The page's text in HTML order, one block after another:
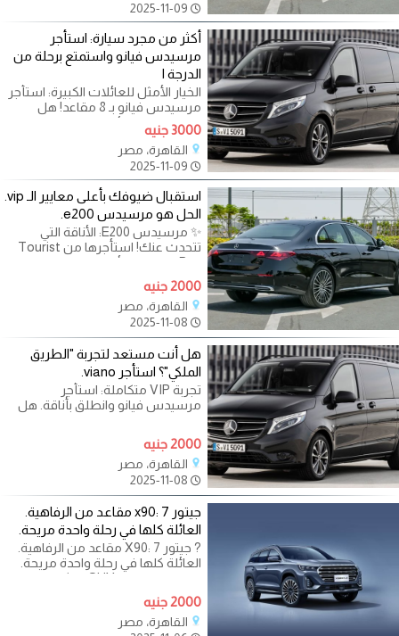
أكثر من مجرد سيارة: استأجر
مرسيدس فيانو واستمتع برحلة من
الدرجة ا
الخيار الأمثل للعائلات الكبيرة: استأجر
مرسيدس فيانو بـ 8 مقاعد! هل
تخطط لرحلة عائلية، جولة
3000 جنيه
القاهرة، مصر
استقبال ضيوفك بأعلى معايير الـ vip.
الحل هو مرسيدس e200.
✨ مرسيدس E200: الأناقة التي
تتحدث عنك! استأجرها من Tourist
Bus. في عالم الأعمال واللقاءات
الهامة، لا يكفي
2000 جنيه
القاهرة، مصر
هل أنت مستعد لتجربة "الطريق
الملكي"؟ استأجر viano.
تجربة VIP متكاملة: استأجر
مرسيدس فيانو وانطلق بأناقة. هل
والراحة في
2000 جنيه
القاهرة، مصر
جيتور x90: 7 مقاعد من الرفاهية.
العائلة كلها في رحلة واحدة مريحة.
? جيتور X90: 7 مقاعد من الرفاهية.
العائلة كلها في رحلة واحدة مريحة.
2000 جنيه
القاهرة، مصر